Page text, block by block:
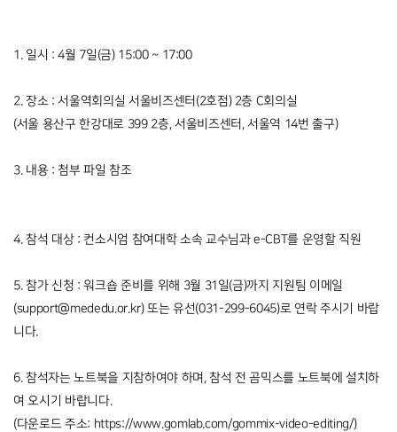
1. 일시 : 4월 7일(금) 15:00 ~ 17:00
2. 장소 : 서울역회의실 서울비즈센터(2호점) 2층 C회의실
(서울 용산구 한강대로 399 2층, 서울비즈센터, 서울역 14번 출구)
3. 내용 : 첨부 파일 참조
4. 참석 대상 : 컨소시엄 참여대학 소속 교수님과 e-CBT를 운영할 직원
5. 참가 신청 : 워크숍 준비를 위해 3월 31일(금)까지 지원팀 이메일
(support@mededu.or.kr) 또는 유선(031-299-6045)로 연락 주시기 바랍
니다.
6. 참석자는 노트북을 지참하여야 하며, 참석 전 곰믹스를 노트북에 설치하
여 오시기 바랍니다.
(다운로드 주소: https://www.gomlab.com/gommix-video-editing/)